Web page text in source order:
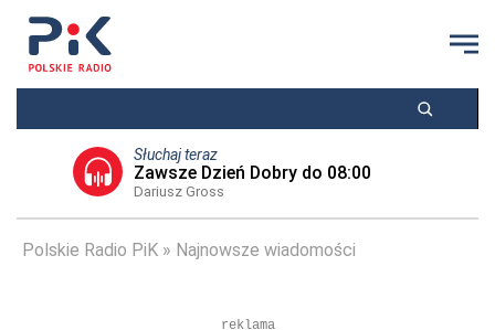
Słuchaj teraz
Zawsze Dzień Dobry do 08:00
Dariusz Gross
Polskie Radio PiK Najnowsze wiadomości
reklama